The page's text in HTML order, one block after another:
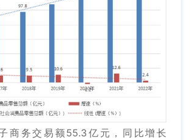
务交易额55.3亿元，同比增长